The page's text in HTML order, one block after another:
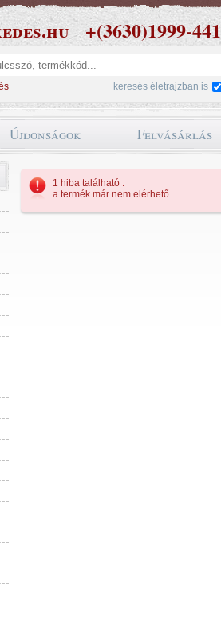
+(3630)1999-441
keresés életrajzban is
Újdonságok Felvásárlás
1 hiba található :
a termék már nem elérhető